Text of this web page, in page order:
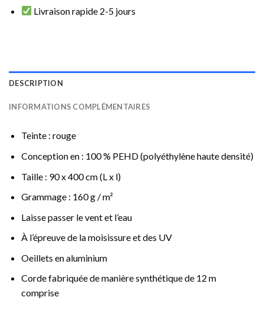
Livraison rapide 2-5 jours
DESCRIPTION
INFORMATIONS COMPLÉMENTAIRES
Teinte : rouge
Conception en : 100 % PEHD (polyéthylène haute densité)
Taille : 90 x 400 cm (L x l)
Grammage : 160 g / m²
Laisse passer le vent et l’eau
À l’épreuve de la moisissure et des UV
Oeillets en aluminium
Corde fabriquée de manière synthétique de 12 m
comprise